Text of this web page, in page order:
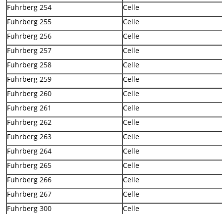
Fuhrberg 254
Celle
Fuhrberg 255
Celle
Fuhrberg 256
Celle
Fuhrberg 257
Celle
Fuhrberg 258
Celle
Fuhrberg 259
Celle
Fuhrberg 260
Celle
Fuhrberg 261
Celle
Fuhrberg 262
Celle
Fuhrberg 263
Celle
Fuhrberg 264
Celle
Fuhrberg 265
Celle
Fuhrberg 266
Celle
Fuhrberg 267
Celle
Fuhrberg 300
Celle